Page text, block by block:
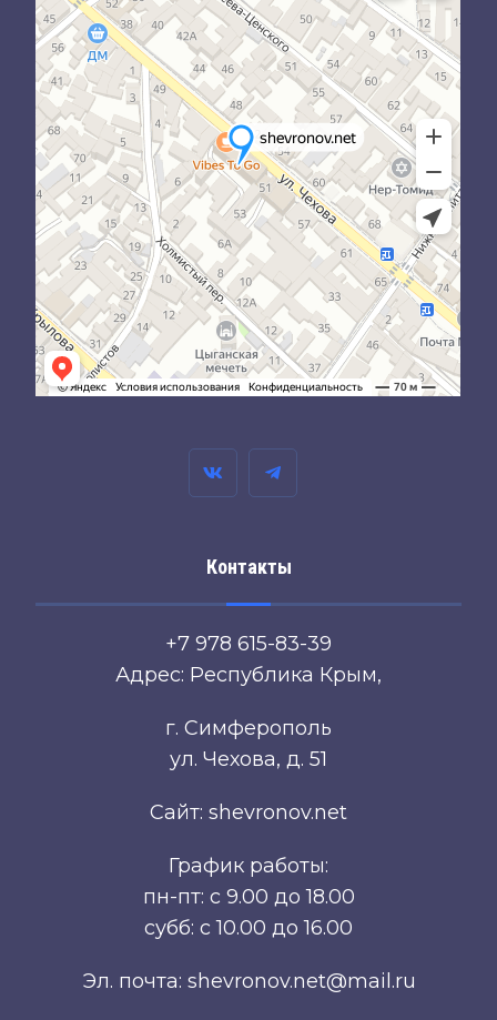
Контакты
+7 978 615-83-39
Адрес: Республика Крым,
г. Симферополь
ул. Чехова, д. 51
Сайт: shevronov.net
График работы:
пн-пт: с 9.00 до 18.00
субб: с 10.00 до 16.00
Эл. почта: shevronov.net@mail.ru